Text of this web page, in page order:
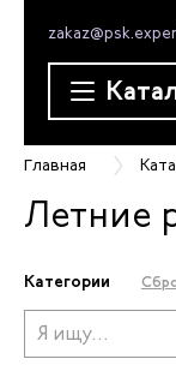
Главная
Летние
Категории